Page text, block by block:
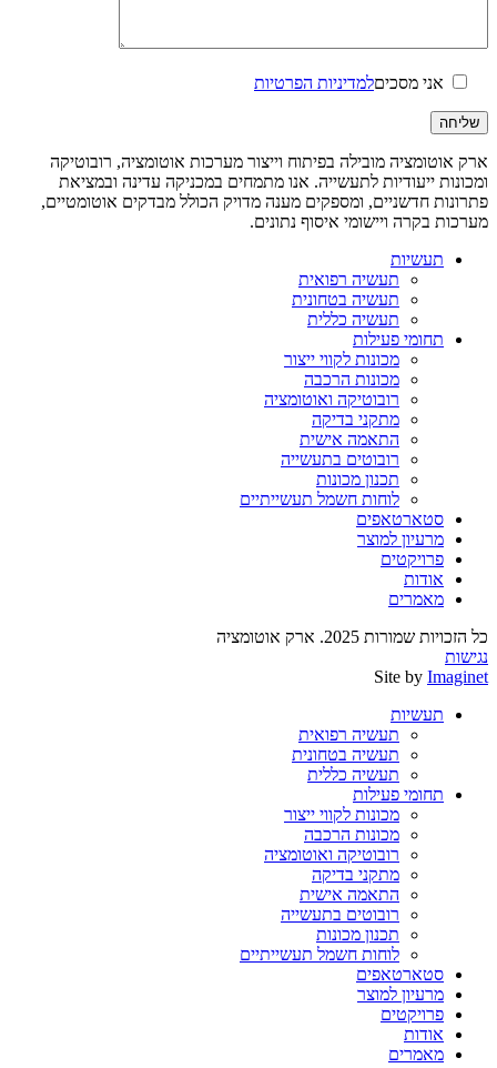
אני מסכיםלמדיניות הפרטיות
ארק אוטומציה מובילה בפיתוח וייצור מערכות אוטומציה, רובוטיקה
ומכונות ייעודיות לתעשייה. אנו מתמחים במכניקה עדינה ובמציאת
פתרונות חדשניים, ומספקים מענה מדויק הכולל מבדקים אוטומטיים,
מערכות בקרה ויישומי איסוף נתונים.
תעשיות
תעשיה רפואית
תעשיה בטחונית
תעשיה כללית
תחומי פעילות
מכונות לקווי ייצור
מכונות הרכבה
רובוטיקה ואוטומציה
מתקני בדיקה
התאמה אישית
רובוטים בתעשייה
תכנון מכונות
לוחות חשמל תעשייתיים
סטארטאפים
מרעיון למוצר
פרויקטים
אודות
מאמרים
כל הזכויות שמורות 2025. ארק אוטומציה
נגישות
Site by Imaginet
תעשיות
תעשיה רפואית
תעשיה בטחונית
תעשיה כללית
תחומי פעילות
מכונות לקווי ייצור
מכונות הרכבה
רובוטיקה ואוטומציה
מתקני בדיקה
התאמה אישית
רובוטים בתעשייה
תכנון מכונות
לוחות חשמל תעשייתיים
סטארטאפים
מרעיון למוצר
פרויקטים
אודות
מאמרים